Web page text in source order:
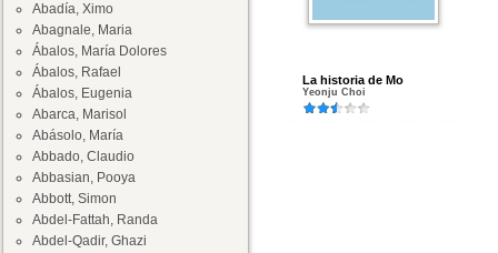
Abadía, Ximo
Abagnale, Maria
Ábalos, María Dolores
Ábalos, Rafael
Ábalos, Eugenia
Abarca, Marisol
Abásolo, María
Abbado, Claudio
Abbasian, Pooya
Abbott, Simon
Abdel-Fattah, Randa
Abdel-Qadir, Ghazi
La historia de Mo
Yeonju Choi